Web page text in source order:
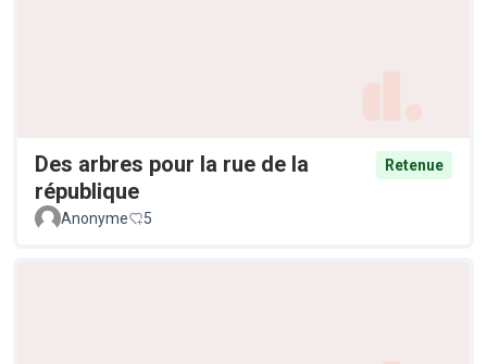
Des arbres pour la rue de la
république
Retenue
Anonyme 5